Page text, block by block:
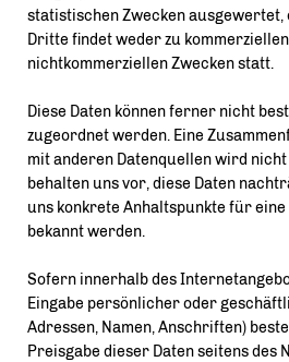
statistischen Zwecken ausgewertet,
Dritte findet weder zu
nichtkommerziellen Zwecken statt.
Diese Daten können ferner nicht
zugeordnet werden. Eine
mit anderen Datenquellen wird
behalten uns vor, diese Daten
uns konkrete Anhaltspunkte für
bekannt werden.
Sofern innerhalb des
Eingabe persönlicher oder
Adressen, Namen, Anschriften)
Preisgabe dieser Daten seitens des